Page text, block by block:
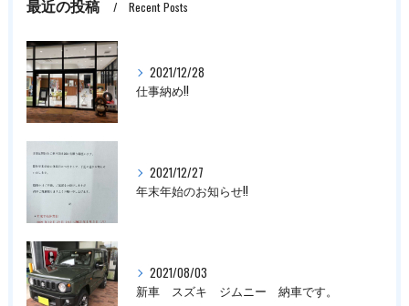
最近の投稿 Recent Posts
2021/12/28
仕事納め!!
2021/12/27
年末年始のお知らせ!!
2021/08/03
新車 スズキ ジムニー 納車です。